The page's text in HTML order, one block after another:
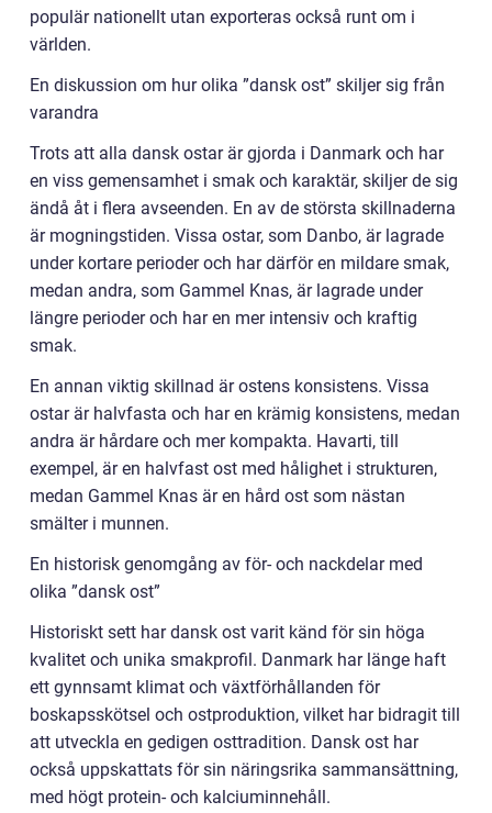
populär nationellt utan exporteras också runt om i
världen.
En diskussion om hur olika ”dansk ost” skiljer sig från
varandra
Trots att alla dansk ostar är gjorda i Danmark och har
en viss gemensamhet i smak och karaktär, skiljer de sig
ändå åt i flera avseenden. En av de största skillnaderna
är mogningstiden. Vissa ostar, som Danbo, är lagrade
under kortare perioder och har därför en mildare smak,
medan andra, som Gammel Knas, är lagrade under
längre perioder och har en mer intensiv och kraftig
smak.
En annan viktig skillnad är ostens konsistens. Vissa
ostar är halvfasta och har en krämig konsistens, medan
andra är hårdare och mer kompakta. Havarti, till
exempel, är en halvfast ost med hålighet i strukturen,
medan Gammel Knas är en hård ost som nästan
smälter i munnen.
En historisk genomgång av för- och nackdelar med
olika ”dansk ost”
Historiskt sett har dansk ost varit känd för sin höga
kvalitet och unika smakprofil. Danmark har länge haft
ett gynnsamt klimat och växtförhållanden för
boskapsskötsel och ostproduktion, vilket har bidragit till
att utveckla en gedigen osttradition. Dansk ost har
också uppskattats för sin näringsrika sammansättning,
med högt protein- och kalciuminnehåll.